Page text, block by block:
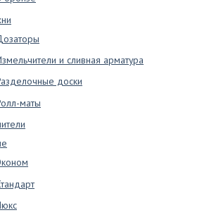
и сливная арматура
доски
маты